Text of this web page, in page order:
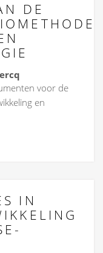
DE
voor de
en
IN